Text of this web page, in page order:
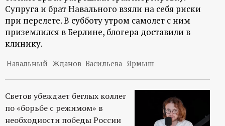
Супруга и брат Навального взяли на себя риски
при перелете. В субботу утром самолет с ним
приземлился в Берлине, блогера доставили в
клинику.
Навальный Жданов Васильева Ярмыш
Светов убеждает беглых коллег
по «борьбе с режимом» в
необходиости победы России